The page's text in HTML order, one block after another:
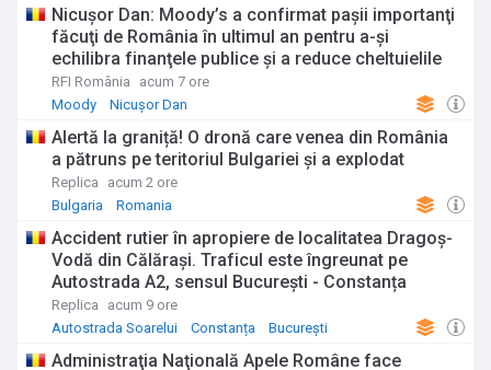
Nicuşor Dan: Moody’s a confirmat paşii importanţi
făcuţi de România în ultimul an pentru a-şi
echilibra finanţele publice şi a reduce cheltuielile
RFI România
acum 7 ore
Moody
Nicușor Dan
Alertă la graniță! O dronă care venea din România
a pătruns pe teritoriul Bulgariei și a explodat
Replica
acum 2 ore
Bulgaria
Romania
Accident rutier în apropiere de localitatea Dragoș-
Vodă din Călăraşi. Traficul este îngreunat pe
Autostrada A2, sensul Bucureşti - Constanța
Replica
acum 9 ore
Autostrada Soarelui
Constanța București
Administraţia Naţională Apele Române face